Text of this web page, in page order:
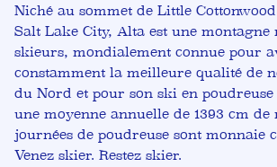
Niché au sommet de Little
Salt Lake City, Alta est une montagne
skieurs, mondialement connue pour
constamment la meilleure qualité de
du Nord et pour son ski en
une moyenne annuelle de 1393 cm de
journées de poudreuse sont monnaie
Venez skier. Restez skier.